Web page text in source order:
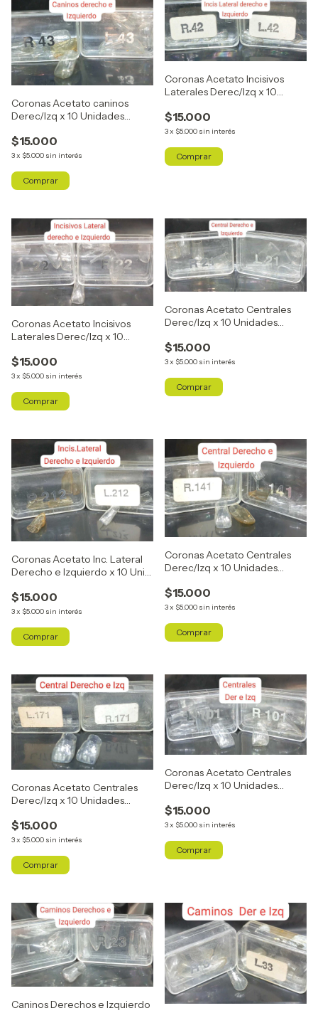
Coronas Acetato caninos
Derec/Izq x 10 Unidades
$15.000
3x $5.000 sin interés
Coronas Acetato Incisivos
Laterales Derec/Izq x 10
$15.000
3x $5.000 sin interés
Coronas Acetato Incisivos
Laterales Derec/Izq x 10
$15.000
3x $5.000 sin interés
Coronas Acetato Centrales
Derec/Izq x 10 Unidades
$15.000
3x $5.000 sin interés
Coronas Acetato Inc. Lateral
Derecho e Izquierdo x 10 Uni
$15.000
3x $5.000 sin interés
Coronas Acetato Centrales
Derec/Izq x 10 Unidades
$15.000
3x $5.000 sin interés
Coronas Acetato Centrales
Derec/Izq x 10 Unidades
$15.000
3x $5.000 sin interés
Coronas Acetato Centrales
Derec/Izq x 10 Unidades
$15.000
3x $5.000 sin interés
Caninos Derechos e Izquierdo